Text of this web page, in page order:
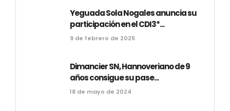
Yeguada Sola Nogales anuncia su
participación en el CDI3*...
9 de febrero de 2025
Dimancier SN, Hannoveriano de 9
años consigue su pase...
18 de mayo de 2024